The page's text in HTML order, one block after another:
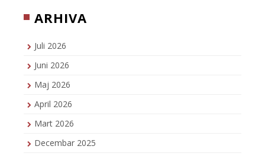
ARHIVA
Juli 2026
Juni 2026
Maj 2026
April 2026
Mart 2026
Decembar 2025